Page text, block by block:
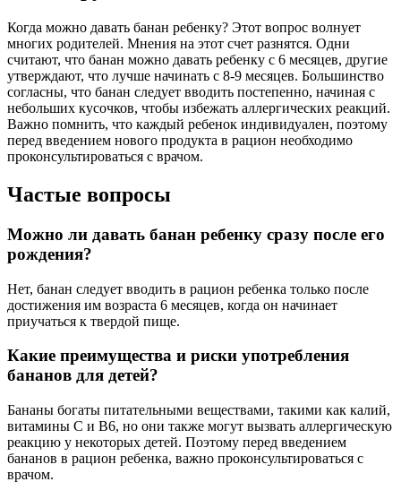
Когда можно давать банан ребенку? Этот вопрос волнует
многих родителей. Мнения на этот счет разнятся. Одни
считают, что банан можно давать ребенку с 6 месяцев, другие
утверждают, что лучше начинать с 8-9 месяцев. Большинство
согласны, что банан следует вводить постепенно, начиная с
небольших кусочков, чтобы избежать аллергических реакций.
Важно помнить, что каждый ребенок индивидуален, поэтому
перед введением нового продукта в рацион необходимо
проконсультироваться с врачом.
Частые вопросы
Можно ли давать банан ребенку сразу после его
рождения?
Нет, банан следует вводить в рацион ребенка только после
достижения им возраста 6 месяцев, когда он начинает
приучаться к твердой пище.
Какие преимущества и риски употребления
бананов для детей?
Бананы богаты питательными веществами, такими как калий,
витамины C и B6, но они также могут вызвать аллергическую
реакцию у некоторых детей. Поэтому перед введением
бананов в рацион ребенка, важно проконсультироваться с
врачом.